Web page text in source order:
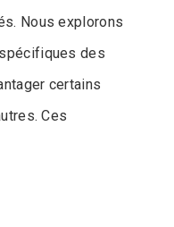
Nous explorons
des
certains
Ces